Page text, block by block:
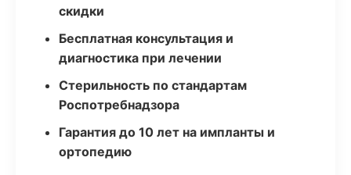
скидки
Бесплатная консультация и
диагностика при лечении
Стерильность по стандартам
Роспотребнадзора
Гарантия до 10 лет на импланты и
ортопедию